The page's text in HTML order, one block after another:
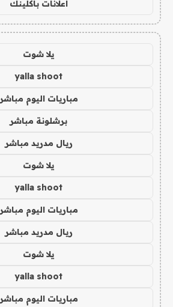
اعلانات باكلينك
يلا شوت
yalla shoot
مباريات اليوم مباشر
برشلونة مباشر
ريال مدريد مباشر
يلا شوت
yalla shoot
مباريات اليوم مباشر
ريال مدريد مباشر
يلا شوت
yalla shoot
مباريات اليوم مباشر